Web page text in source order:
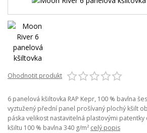
Ohodnotit produkt
6 panelová kšiltovka RAP Kepr, 100 % bavlna
vyztužený přední panel prošívaný plochý kšilt
páska velikost nastavitelná plastovými
kšiltu 100 % bavlna 340 g/m² celý popis